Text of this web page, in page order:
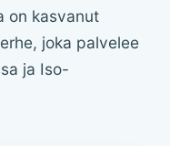
on kasvanut
joka palvelee
ja Iso-